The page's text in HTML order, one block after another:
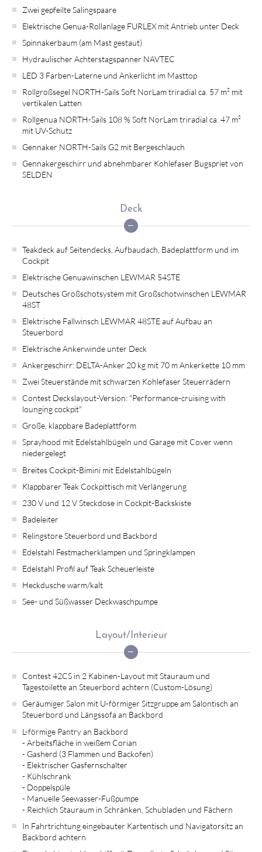
Zwei gepfeilte Salingspaare
Elektrische Genua-Rollanlage FURLEX mit Antrieb unter Deck
Spinnakerbaum (am Mast gestaut)
Hydraulischer Achterstagspanner NAVTEC
LED 3 Farben-Laterne und Ankerlicht im Masttop
Rollgroßsegel NORTH-Sails Soft NorLam triradial ca. 57 m² mit
vertikalen Latten
Rollgenua NORTH-Sails 108 % Soft NorLam triradial ca. 47 m²
mit UV-Schutz
Gennaker NORTH-Sails G2 mit Bergeschlauch
Gennakergeschirr und abnehmbarer Kohlefaser Bugspriet von
SELDEN
Deck
Teakdeck auf Seitendecks, Aufbaudach, Badeplattform und im
Cockpit
Elektrische Genuawinschen LEWMAR 54STE
Deutsches Großschotsystem mit Großschotwinschen LEWMAR
48ST
Elektrische Fallwinsch LEWMAR 48STE auf Aufbau an
Steuerbord
Elektrische Ankerwinde unter Deck
Ankergeschirr: DELTA-Anker 20 kg mit 70 m Ankerkette 10 mm
Zwei Steuerstände mit schwarzen Kohlefaser Steuerrädern
Contest Deckslayout-Version: "Performance-cruising with
lounging cockpit"
Große, klappbare Badeplattform
Sprayhood mit Edelstahlbügeln und Garage mit Cover wenn
niedergelegt
Breites Cockpit-Bimini mit Edelstahlbügeln
Klappbarer Teak Cockpittisch mit Verlängerung
230 V und 12 V Steckdose in Cockpit-Backskiste
Badeleiter
Relingstore Steuerbord und Backbord
Edelstahl Festmacherklampen und Springklampen
Edelstahl Profil auf Teak Scheuerleiste
Heckdusche warm/kalt
See- und Süßwasser Deckwaschpumpe
Layout/Interieur
Contest 42CS in 2 Kabinen-Layout mit Stauraum und
Tagestoilette an Steuerbord achtern (Custom-Lösung)
Geräumiger Salon mit U-förmiger Sitzgruppe am Salontisch an
Steuerbord und Längssofa an Backbord
L-förmige Pantry an Backbord
- Arbeitsfläche in weißem Corian
- Gasherd (3 Flammen und Backofen)
- Elektrischer Gasfernschalter
- Kühlschrank
- Doppelspüle
- Manuelle Seewasser-Fußpumpe
- Reichlich Stauraum in Schränken, Schubladen und Fächern
In Fahrtrichtung eingebauter Kartentisch und Navigatorsitz an
Backbord achtern